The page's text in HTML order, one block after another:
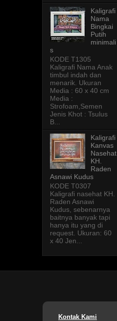
Kaligrafi
Nama
Bingkai
Putih
minimali
s
KODE T1305
Kaligrafi Nama Anak
timbul indah dan
menarik. Ukuran
Media : 60 x 40 cm
Media :
Strofoam,Semen
Jenis Khot : Tsulus
B...
Kaligrafi
Kanvas
Nasehat
KH.
Raden
Asnawi Kudus
KODE T0307
Kaligrafi nasehat KH.
Raden Asnawi
Kudus, sebenarnya
baitnya banyak tapi
hanya itu yang di
request. Ukuran: 60
x 40 Jen...
Kontak Kami